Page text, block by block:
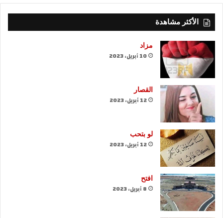
الأكثر مشاهدة
مزاد
10 أبريل، 2023
القصار
12 أبريل، 2023
لو بتحب
12 أبريل، 2023
افتح
8 أبريل، 2023